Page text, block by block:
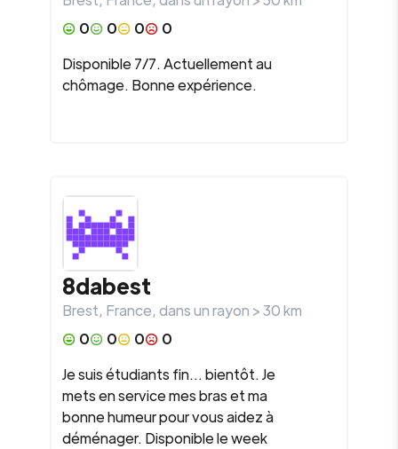
0
0 0
0
Disponible 7/7. Actuellement au
chômage. Bonne expérience.
8dabest
Brest, France, dans un rayon >30km
0
0 0
0
Je suis étudiants fin... bientôt. Je
mets en service mes bras et ma
bonne humeur pour vous aidez à
déménager. Disponible le week